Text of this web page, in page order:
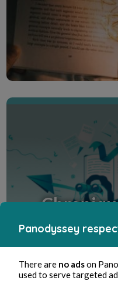
Panodyssey
There are no adson
used to serve targeted